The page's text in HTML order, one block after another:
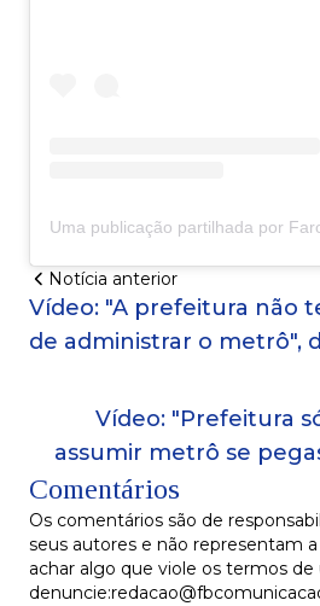
Notícia anterior
Vídeo: "A prefeitura não
de administrar o metrô",
Vídeo: "Prefeitura
assumir metrô se
era o trem do
Comentários
Os comentários são de
seus autores e não representam
achar algo que viole os termos de